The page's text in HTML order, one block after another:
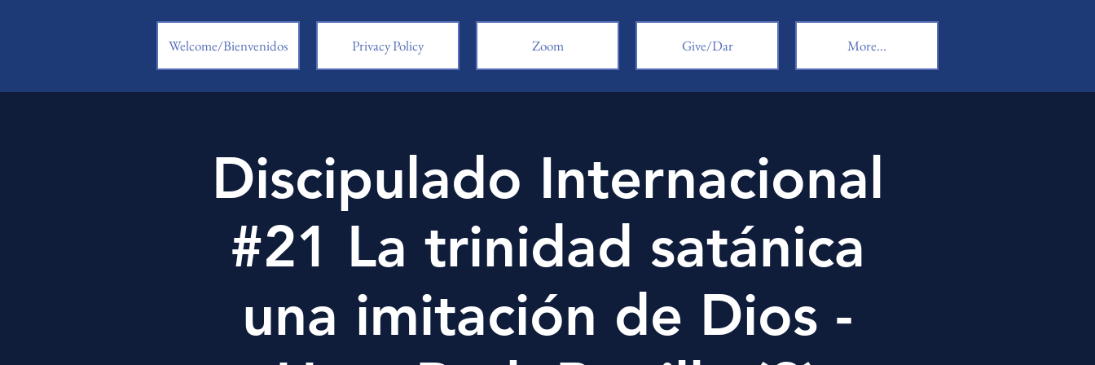
Welcome/Bienvenidos Privacy Policy Zoom Give/Dar More...
Discipulado Internacional
#21 La trinidad satánica
una imitación de Dios -